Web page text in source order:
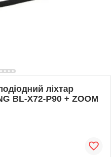
ліхтар
BL-X72-P90 + ZOOM